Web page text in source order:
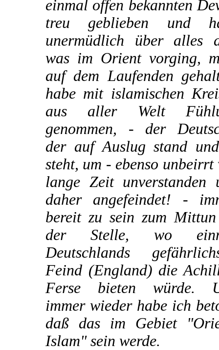
einmal offen bekannten
treu geblieben und
unermüdlich über alles
was im Orient vorging,
auf dem Laufenden
habe mit islamischen
aus aller Welt
genommen, - der
der auf Auslug stand
steht, um - ebenso unbeirrt
lange Zeit unverstanden
daher angefeindet! -
bereit zu sein zum
der Stelle, wo
Deutschlands
Feind (England) die
Ferse bieten würde.
immer wieder habe ich
daß das im Gebiet
Islam" sein werde.